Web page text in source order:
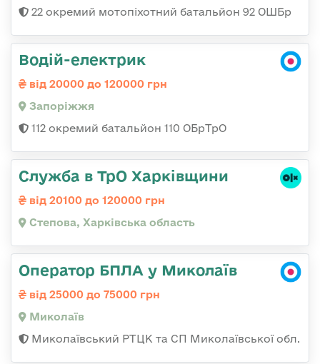
22 окремий мотопіхотний батальйон 92 ОШБр
Водій-електрик
від 20000 до 120000 грн
Запоріжжя
112 окремий батальйон 110 ОБрТрО
Служба в ТрО Харківщини
від 20100 до 120000 грн
Степова, Харківська область
Оператор БПЛА у Миколаїв
від 25000 до 75000 грн
Миколаїв
Миколаївський РТЦК та СП Миколаївської обл.